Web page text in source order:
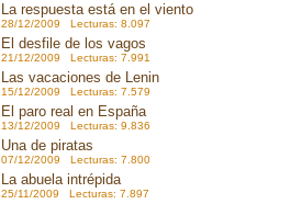
La respuesta está en el viento
28/12/2009 Lecturas: 8.097
El desfile de los vagos
21/12/2009 Lecturas: 7.991
Las vacaciones de Lenin
15/12/2009 Lecturas: 7.579
El paro real en España
13/12/2009 Lecturas: 9.836
Una de piratas
07/12/2009 Lecturas: 7.800
La abuela intrépida
25/11/2009 Lecturas: 7.897